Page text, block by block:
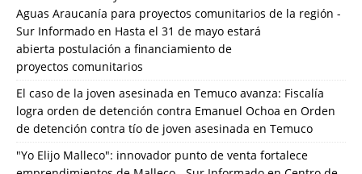
Aguas Araucanía para proyectos comunitarios de la región -
Sur Informado en Hasta el 31 de mayo estará
abierta postulación a financiamiento de
proyectos comunitarios
El caso de la joven asesinada en Temuco avanza: Fiscalía
logra orden de detención contra Emanuel Ochoa en Orden
de detención contra tío de joven asesinada en Temuco
"Yo Elijo Malleco": innovador punto de venta fortalece